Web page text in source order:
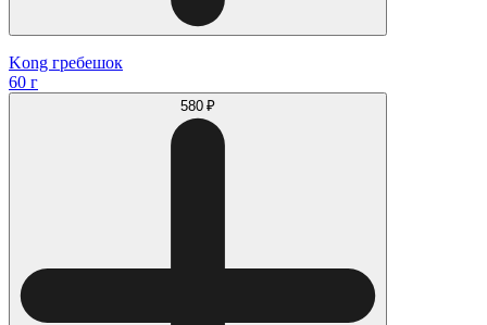
Kong гребешок
60 г
580 ₽